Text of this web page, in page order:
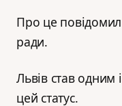
Про це
ради.
Львів став одним
цей статус.